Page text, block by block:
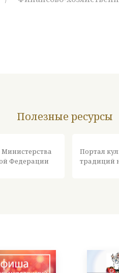
Полезные ресурсы
Федерации
Портал
традиций